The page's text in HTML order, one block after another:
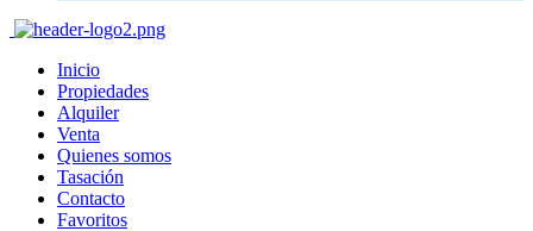
Inicio
Propiedades
Alquiler
Venta
Quienes somos
Tasación
Contacto
Favoritos